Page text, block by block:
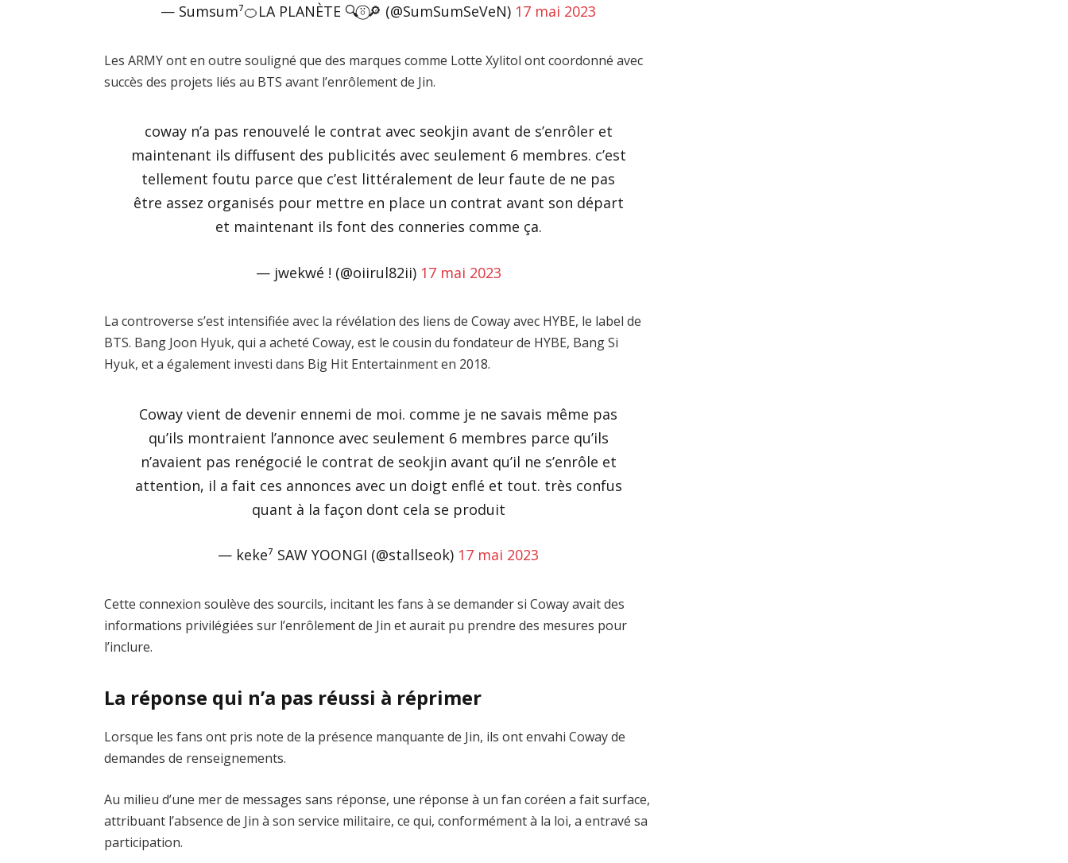
— Sumsum⁷🍊LA PLANÈTE 🔍⍤⃝🔎 (@SumSumSeVeN) 17 mai 2023
Les ARMY ont en outre souligné que des marques comme Lotte Xylitol ont coordonné avec
succès des projets liés au BTS avant l’enrôlement de Jin.
coway n’a pas renouvelé le contrat avec seokjin avant de s’enrôler et
maintenant ils diffusent des publicités avec seulement 6 membres. c’est
tellement foutu parce que c’est littéralement de leur faute de ne pas
être assez organisés pour mettre en place un contrat avant son départ
et maintenant ils font des conneries comme ça.
— jwekwé ! (@oiirul82ii) 17 mai 2023
La controverse s’est intensifiée avec la révélation des liens de Coway avec HYBE, le label de
BTS. Bang Joon Hyuk, qui a acheté Coway, est le cousin du fondateur de HYBE, Bang Si
Hyuk, et a également investi dans Big Hit Entertainment en 2018.
Coway vient de devenir ennemi de moi. comme je ne savais même pas
qu’ils montraient l’annonce avec seulement 6 membres parce qu’ils
n’avaient pas renégocié le contrat de seokjin avant qu’il ne s’enrôle et
attention, il a fait ces annonces avec un doigt enflé et tout. très confus
quant à la façon dont cela se produit
— keke⁷ SAW YOONGI (@stallseok) 17 mai 2023
Cette connexion soulève des sourcils, incitant les fans à se demander si Coway avait des
informations privilégiées sur l’enrôlement de Jin et aurait pu prendre des mesures pour
l’inclure.
La réponse qui n’a pas réussi à réprimer
Lorsque les fans ont pris note de la présence manquante de Jin, ils ont envahi Coway de
demandes de renseignements.
Au milieu d’une mer de messages sans réponse, une réponse à un fan coréen a fait surface,
attribuant l’absence de Jin à son service militaire, ce qui, conformément à la loi, a entravé sa
participation.